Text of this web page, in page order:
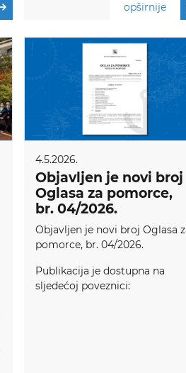
opširnije
4.5.2026.
Objavljen je novi broj
Oglasa za pomorce,
br. 04/2026.
Objavljen je novi broj Oglasa
pomorce, br. 04/2026.
Publikacija je dostupna na
sljedećoj poveznici: